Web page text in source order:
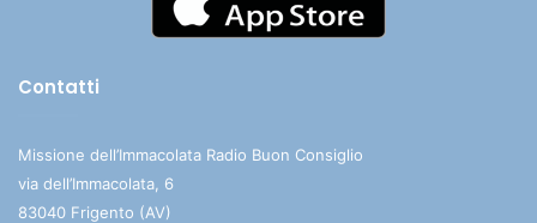
Contatti
Missione dell’Immacolata Radio Buon Consiglio
via dell’Immacolata, 6
83040 Frigento (AV)